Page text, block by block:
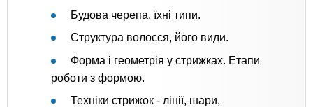
Будова черепа, їхні типи.
Структура волосся, його види.
Форма і геометрія у стрижках. Етапи
роботи з формою.
Техніки стрижок - лінії, шари,